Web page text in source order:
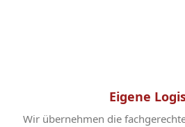
Eigene
Wir übernehmen die